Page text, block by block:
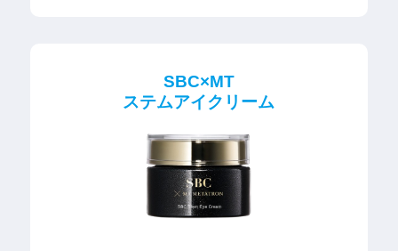
SBC×MT
ステムアイクリーム